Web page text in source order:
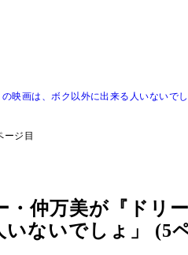
映画は、ボク以外に出来る人いないでし
ージ目
・仲万美が『ドリ
ないでしょ」 (5